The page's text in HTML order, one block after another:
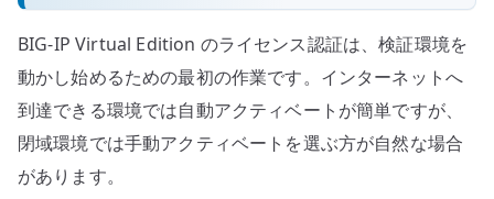
BIG-IP Virtual Edition のライセンス認証は、検証環境を
動かし始めるための最初の作業です。インターネットへ
到達できる環境では自動アクティベートが簡単ですが、
閉域環境では手動アクティベートを選ぶ方が自然な場合
があります。